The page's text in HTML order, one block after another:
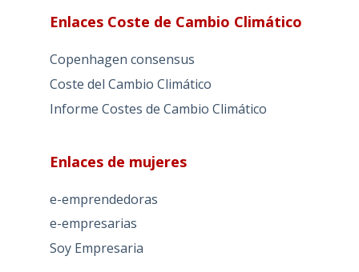
Enlaces Coste de Cambio Climático
Copenhagen consensus
Coste del Cambio Climático
Informe Costes de Cambio Climático
Enlaces de mujeres
e-emprendedoras
e-empresarias
Soy Empresaria